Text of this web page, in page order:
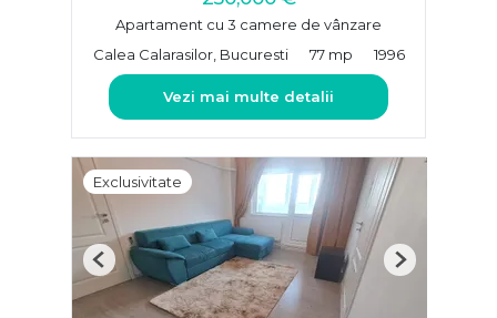
Apartament cu 3 camere de vânzare
Calea Calarasilor, Bucuresti
77 mp 1996
Vezi mai multe detalii
Exclusivitate
Previous Next